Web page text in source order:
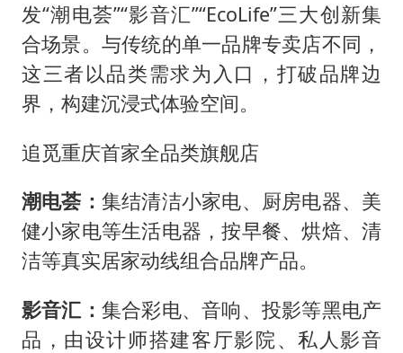
发“潮电荟”“影音汇”“EcoLife”三大创新集
合场景。与传统的单一品牌专卖店不同，
这三者以品类需求为入口，打破品牌边
界，构建沉浸式体验空间。
追觅重庆首家全品类旗舰店
潮电荟： 集结清洁小家电、厨房电器、美
健小家电等生活电器，按早餐、烘焙、清
洁等真实居家动线组合品牌产品。
影音汇： 集合彩电、音响、投影等黑电产
品，由设计师搭建客厅影院、私人影音